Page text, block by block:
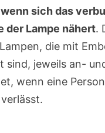
wenn sich das
der Lampe nähert.
die mit
sind, jeweils an-
wenn eine